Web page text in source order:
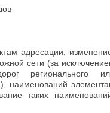
адресации,
сети (за
регионального
наименований
таких